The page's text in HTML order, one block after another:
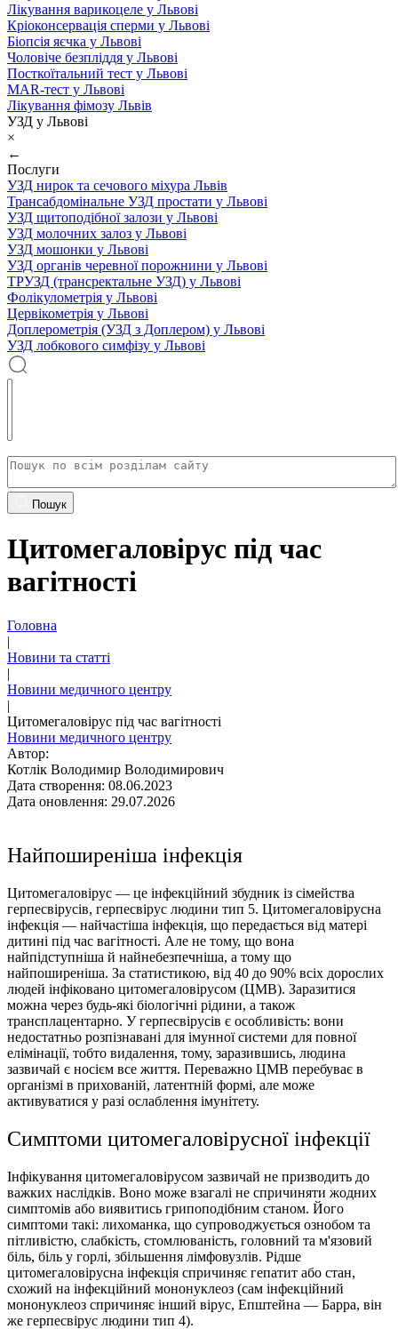
Лікування варикоцеле у Львові
Кріоконсервація сперми у Львові
Біопсія яєчка у Львові
Чоловіче безпліддя у Львові
Посткоїтальний тест у Львові
MAR-тест у Львові
Лікування фімозу Львів
УЗД у Львові
×
←
Послуги
УЗД нирок та сечового міхура Львів
Трансабдомінальне УЗД простати у Львові
УЗД щитоподібної залози у Львові
УЗД молочних залоз у Львові
УЗД мошонки у Львові
УЗД органів черевної порожнини у Львові
ТРУЗД (трансректальне УЗД) у Львові
Фолікулометрія у Львові
Цервікометрія у Львові
Доплерометрія (УЗД з Доплером) у Львові
УЗД лобкового симфізу у Львові
Пошук
Цитомегаловірус під час
вагітності
Головна
|
Новини та статті
|
Новини медичного центру
|
Цитомегаловірус під час вагітності
Новини медичного центру
Автор:
Котлік Володимир Володимирович
Дата створення: 08.06.2023
Дата оновлення: 29.07.2026
Найпоширеніша інфекція
Цитомегаловірус — це інфекційний збудник із сімейства
герпесвірусів, герпесвірус людини тип 5. Цитомегаловірусна
інфекція — найчастіша інфекція, що передається від матері
дитині під час вагітності. Але не тому, що вона
найпідступніша й найнебезпечніша, а тому що
найпоширеніша. За статистикою, від 40 до 90% всіх дорослих
людей інфіковано цитомегаловірусом (ЦМВ). Заразитися
можна через будь-які біологічні рідини, а також
трансплацентарно. У герпесвірусів є особливість: вони
недостатньо розпізнавані для імунної системи для повної
елімінації, тобто видалення, тому, заразившись, людина
зазвичай є носієм все життя. Переважно ЦМВ перебуває в
організмі в прихованій, латентній формі, але може
активуватися у разі ослаблення імунітету.
Симптоми цитомегаловірусної інфекції
Інфікування цитомегаловірусом зазвичай не призводить до
важких наслідків. Воно може взагалі не спричиняти жодних
симптомів або виявитись грипоподібним станом. Його
симптоми такі: лихоманка, що супроводжується ознобом та
пітливістю, слабкість, стомлюваність, головний та м'язовий
біль, біль у горлі, збільшення лімфовузлів. Рідше
цитомегаловірусна інфекція спричиняє гепатит або стан,
схожий на інфекційний мононуклеоз (сам інфекційний
мононуклеоз спричиняє інший вірус, Епштейна — Барра, він
же герпесвірус людини тип 4).